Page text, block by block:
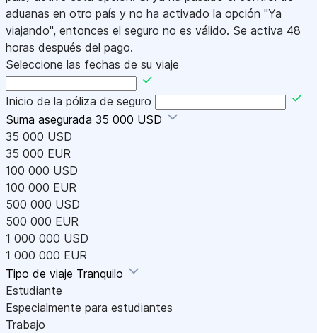
aduanas en otro país y no ha activado la opción "Ya
viajando", entonces el seguro no es válido. Se activa 48
horas después del pago.
Seleccione las fechas de su viaje
Inicio de la póliza de seguro
Suma asegurada 35 000 USD
35 000 USD
35 000 EUR
100 000 USD
100 000 EUR
500 000 USD
500 000 EUR
1 000 000 USD
1 000 000 EUR
Tipo de viaje Tranquilo
Estudiante
Especialmente para estudiantes
Trabajo